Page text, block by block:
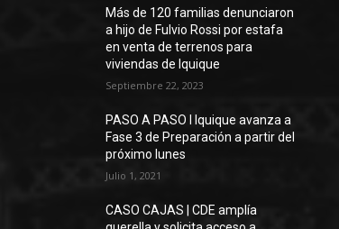
Más de 120 familias denunciaron
a hijo de Fulvio Rossi por estafa
en venta de terrenos para
viviendas de Iquique
Septiembre 22, 2023
PASO A PASO I Iquique avanza a
Fase 3 de Preparación a partir del
próximo lunes
Julio 1, 2021
CASO CAJAS | CDE amplía